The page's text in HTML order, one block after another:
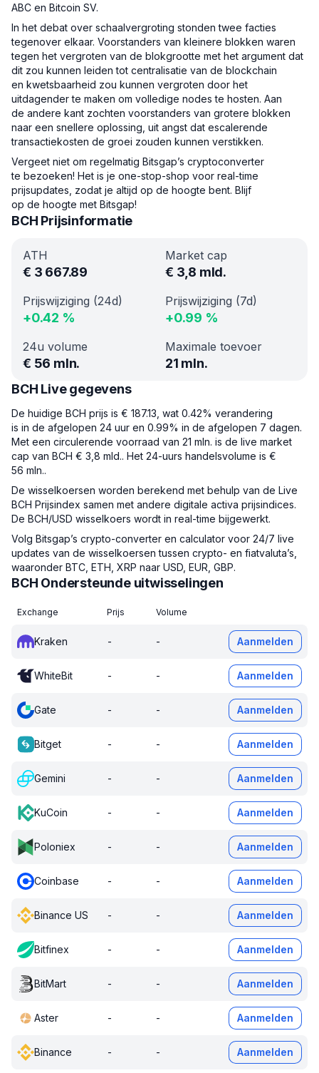
ABC en Bitcoin SV.
In het debat over schaalvergroting stonden twee facties
tegenover elkaar. Voorstanders van kleinere blokken waren
tegen het vergroten van de blokgrootte met het argument dat
dit zou kunnen leiden tot centralisatie van de blockchain
en kwetsbaarheid zou kunnen vergroten door het
uitdagender te maken om volledige nodes te hosten. Aan
de andere kant zochten voorstanders van grotere blokken
naar een snellere oplossing, uit angst dat escalerende
transactiekosten de groei zouden kunnen verstikken.
Vergeet niet om regelmatig Bitsgap’s cryptoconverter
te bezoeken! Het is je one-stop-shop voor real-time
prijsupdates, zodat je altijd op de hoogte bent. Blijf
op de hoogte met Bitsgap!
BCH Prijsinformatie
ATH
€ 3 667.89
Market cap
€ 3,8 mld.
Prijswijziging (24d)
+0.42 %
Prijswijziging (7d)
+0.99 %
24u volume
€ 56 mln.
Maximale toevoer
21 mln.
BCH Live gegevens
De huidige BCH prijs is € 187.13, wat 0.42% verandering
is in de afgelopen 24 uur en 0.99% in de afgelopen 7 dagen.
Met een circulerende voorraad van 21 mln. is de live market
cap van BCH € 3,8 mld.. Het 24-uurs handelsvolume is €
56 mln..
De wisselkoersen worden berekend met behulp van de Live
BCH Prijsindex samen met andere digitale activa prijsindices.
De BCH/USD wisselkoers wordt in real-time bijgewerkt.
Volg Bitsgap’s crypto-converter en calculator voor 24/7 live
updates van de wisselkoersen tussen crypto- en fiatvaluta’s,
waaronder BTC, ETH, XRP naar USD, EUR, GBP.
BCH Ondersteunde uitwisselingen
Exchange Prijs Volume
Kraken - - Aanmelden
WhiteBit - - Aanmelden
Gate - - Aanmelden
Bitget - - Aanmelden
Gemini - - Aanmelden
KuCoin - - Aanmelden
Poloniex - - Aanmelden
Coinbase - - Aanmelden
Binance US - - Aanmelden
Bitfinex - - Aanmelden
BitMart - - Aanmelden
Aster - - Aanmelden
Binance - - Aanmelden